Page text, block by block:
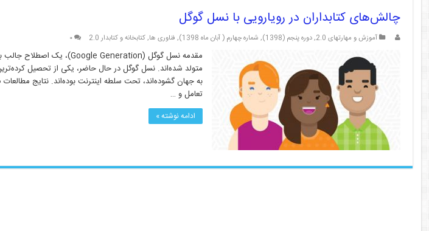
چالش‌های کتابداران در رویارویی با نسل گوگل
آموزش و مهارتهای 2.0 ,دوره پنجم (1398) , شماره چهارم ( آبان ماه 1398) , فناوری ها,کتابخانه و کتابدار 2.0 ۰
متولد شده‌اند. نسل گوگل در حال حاضر، یکی از تحصیل
به جهان گشوده‌اند، تحت سلطه اینترنت بوده‌اند. نتایج
تعامل و …
ادامه نوشته »